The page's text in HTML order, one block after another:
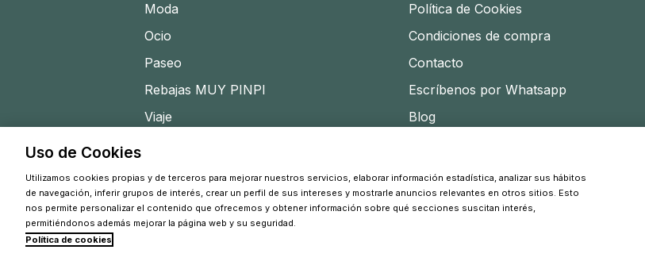
Moda
Ocio
Paseo
Rebajas MUY PINPI
Viaje
Política de Cookies
Condiciones de compra
Contacto
Escríbenos por Whatsapp
Blog
© 2026 Pinpi - Todos los derechos reservados
Uso de Cookies
Utilizamos cookies propias y de terceros para mejorar nuestros servicios, elaborar información estadística, analizar sus hábitos
de navegación, inferir grupos de interés, crear un perfil de sus intereses y mostrarle anuncios relevantes en otros sitios. Esto
nos permite personalizar el contenido que ofrecemos y obtener información sobre qué secciones suscitan interés,
permitiéndonos además mejorar la página web y su seguridad.
Política de cookies